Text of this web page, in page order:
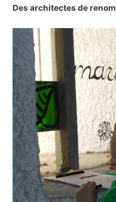
Des architectes de renom